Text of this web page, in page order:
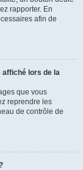
rapporter. En
afin de
affiché lors de la
que vous
reprendre les
de contrôle de